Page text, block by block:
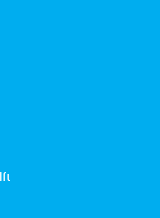
repaired. A